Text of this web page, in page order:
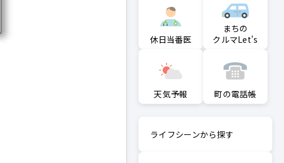
休日当番医
まちの
クルマLet's
天気予報 町の電話帳
ライフシーンから探す